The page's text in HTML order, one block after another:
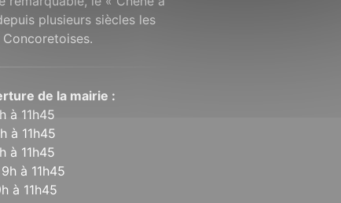
plusieurs siècles les
de la mairie :
à 11h45
à 11h45
à 11h45
à 11h45
à 11h45